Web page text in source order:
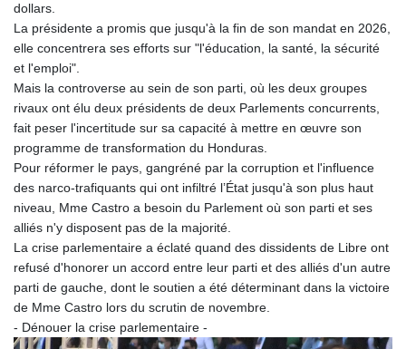
dollars.
La présidente a promis que jusqu'à la fin de son mandat en 2026,
elle concentrera ses efforts sur "l'éducation, la santé, la sécurité
et l'emploi".
Mais la controverse au sein de son parti, où les deux groupes
rivaux ont élu deux présidents de deux Parlements concurrents,
fait peser l'incertitude sur sa capacité à mettre en œuvre son
programme de transformation du Honduras.
Pour réformer le pays, gangréné par la corruption et l'influence
des narco-trafiquants qui ont infiltré l’État jusqu'à son plus haut
niveau, Mme Castro a besoin du Parlement où son parti et ses
alliés n'y disposent pas de la majorité.
La crise parlementaire a éclaté quand des dissidents de Libre ont
refusé d'honorer un accord entre leur parti et des alliés d'un autre
parti de gauche, dont le soutien a été déterminant dans la victoire
de Mme Castro lors du scrutin de novembre.
- Dénouer la crise parlementaire -